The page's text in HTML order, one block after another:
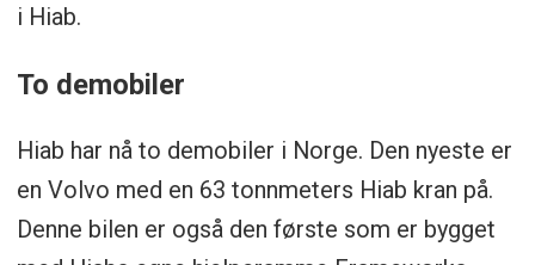
i Hiab.
To demobiler
Hiab har nå to demobiler i Norge. Den nyeste er
en Volvo med en 63 tonnmeters Hiab kran på.
Denne bilen er også den første som er bygget